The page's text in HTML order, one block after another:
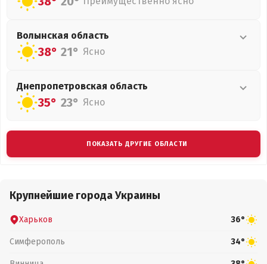
Волынская область
38° 21° Ясно
Днепропетровская область
35° 23° Ясно
ПОКАЗАТЬ ДРУГИЕ ОБЛАСТИ
Крупнейшие города Украины
Харьков 36°
Симферополь 34°